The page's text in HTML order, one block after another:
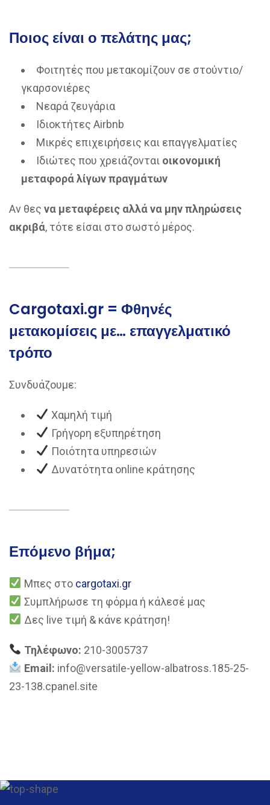
Ποιος είναι ο πελάτης μας;
Φοιτητές που μετακομίζουν σε στούντιο/
γκαρσονιέρες
Νεαρά ζευγάρια
Ιδιοκτήτες Airbnb
Μικρές επιχειρήσεις και επαγγελματίες
Ιδιώτες που χρειάζονται οικονομική
μεταφορά λίγων πραγμάτων
Αν θες να μεταφέρεις αλλά να μην πληρώσεις
ακριβά, τότε είσαι στο σωστό μέρος.
Cargotaxi.gr = Φθηνές
μετακομίσεις με… επαγγελματικό
τρόπο
Συνδυάζουμε:
Χαμηλή τιμή
Γρήγορη εξυπηρέτηση
Ποιότητα υπηρεσιών
Δυνατότητα online κράτησης
Επόμενο βήμα;
Μπες στο cargotaxi.gr
Συμπλήρωσε τη φόρμα ή κάλεσέ μας
Δες live τιμή & κάνε κράτηση!
Τηλέφωνο: 210-3005737
Email: info@versatile-yellow-albatross.185-25-
23-138.cpanel.site